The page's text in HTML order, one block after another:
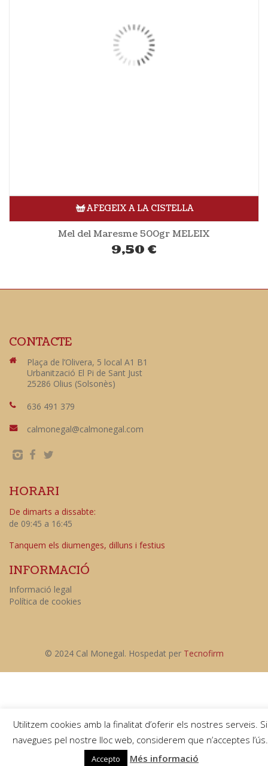
AFEGEIX A LA CISTELLA
Mel del Maresme 500gr MELEIX
9,50 €
CONTACTE
Plaça de l’Olivera, 5 local A1 B1
Urbanització El Pi de Sant Just
25286 Olius (Solsonès)
636 491 379
calmonegal@calmonegal.com
HORARI
De dimarts a dissabte:
de 09:45 a 16:45
Tanquem els diumenges, dilluns i festius
INFORMACIÓ
Informació legal
Política de cookies
© 2024 Cal Monegal. Hospedat per Tecnofirm
Utilitzem cookies amb la finalitat d’oferir els nostres serveis. Si
navegues pel nostre lloc web, considerem que n’acceptes l’ús.
Accepto Més informació